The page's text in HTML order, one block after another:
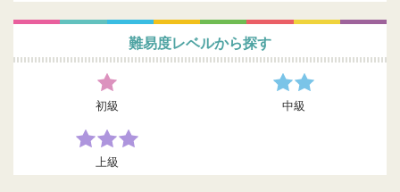
難易度レベルから探す
初級 中級
上級